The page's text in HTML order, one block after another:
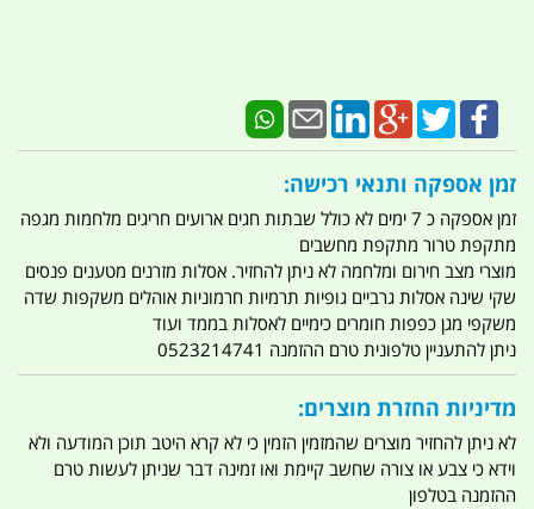
זמן אספקה ותנאי רכישה:
זמן אספקה כ 7 ימים לא כולל שבתות חגים ארועים חריגים מלחמות מגפה
מתקפת טרור מתקפת מחשבים
מוצרי מצב חירום ומלחמה לא ניתן להחזיר. אסלות מזרנים מטענים פנסים
שקי שינה אסלות גרביים גופיות תרמיות חרמוניות אוהלים משקפות שדה
משקפי מגן כפפות חומרים כימיים לאסלות בממד ועוד
ניתן להתעניין טלפונית טרם ההזמנה 0523214741
מדיניות החזרת מוצרים:
לא ניתן להחזיר מוצרים שהמזמין הזמין כי לא קרא היטב תוכן המודעה ולא
וידא כי צבע או צורה שחשב קיימת ואו זמינה דבר שניתן לעשות טרם
ההזמנה בטלפון